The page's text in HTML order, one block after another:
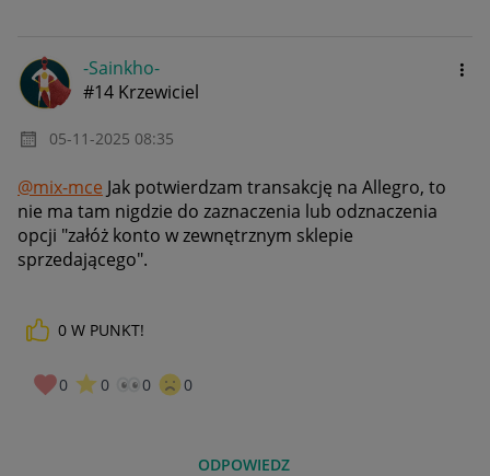
-Sainkho-
#14 Krzewiciel
‎05-11-2025 08:35
@mix-mce Jak potwierdzam transakcję na Allegro, to
nie ma tam nigdzie do zaznaczenia lub odznaczenia
opcji "załóż konto w zewnętrznym sklepie
sprzedającego".
0 W PUNKT!
0 0 0 0
ODPOWIEDZ